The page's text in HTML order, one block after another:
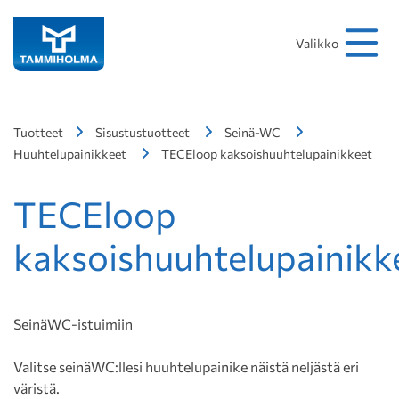
Valikko
Tuotteet Sisustustuotteet
Seinä-WC
Huuhtelupainikkeet
TECEloop kaksoishuuhtelupainikkeet
TECEloop
SeinäWC-istuimiin
Valitse seinäWC:llesi huuhtelupainike näistä neljästä eri
väristä.